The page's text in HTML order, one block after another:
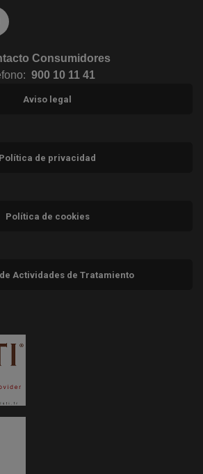
a Instagram (abre en ventana nueva)
Consumidores
900 10 11 41
Aviso legal
Política de privacidad
Política de cookies
Actividades de Tratamiento